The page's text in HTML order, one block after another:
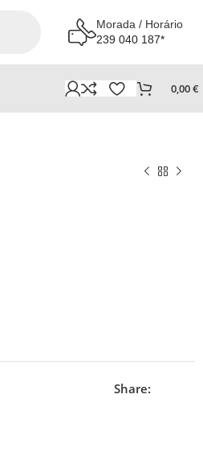
Morada / Horário
239 040 187*
0,00€
Share: